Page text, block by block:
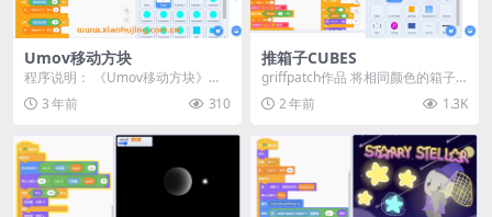
Umov移动方块
程序说明： 《Umov移动方块》是
一款基于Scratch平台制作的小游
戏。在这个...
3 年前 310
推箱子CUBES
griffpatch作品 将相同颜色的箱子
推到一起就可以消除，所有的箱子
全部消除...
2 年前 1.3K